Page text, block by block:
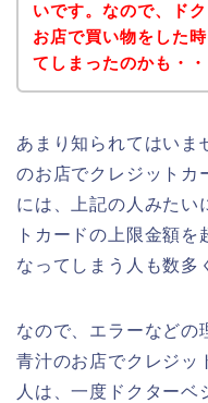
いです。なので、ド
お店で買い物をした
てしまったのかも・・
あまり知られてはいま
のお店でクレジットカ
には、上記の人みたい
トカードの上限金額
なってしまう人も数多
なので、エラーなどの
青汁のお店でクレジッ
人は、一度ドクターベ